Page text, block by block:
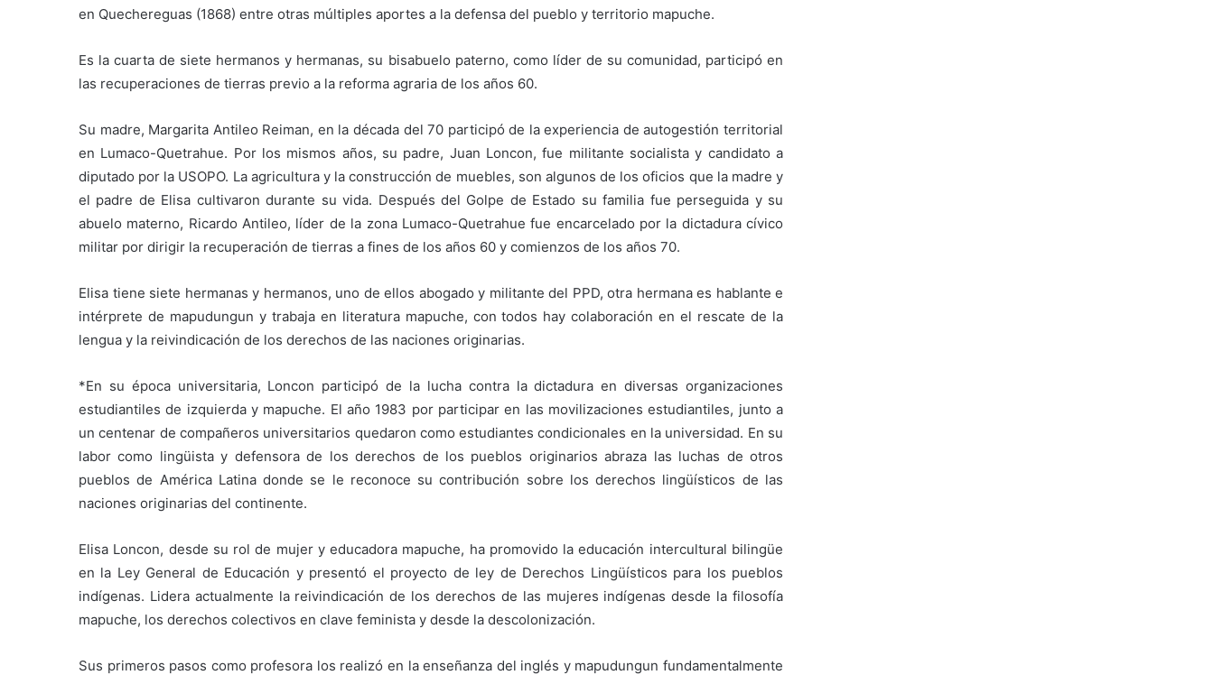
en Quechereguas (1868) entre otras múltiples aportes a la defensa del pueblo y territorio mapuche.
Es la cuarta de siete hermanos y hermanas, su bisabuelo paterno, como líder de su comunidad, participó en
las recuperaciones de tierras previo a la reforma agraria de los años 60.
Su madre, Margarita Antileo Reiman, en la década del 70 participó de la experiencia de autogestión territorial
en Lumaco-Quetrahue. Por los mismos años, su padre, Juan Loncon, fue militante socialista y candidato a
diputado por la USOPO. La agricultura y la construcción de muebles, son algunos de los oficios que la madre y
el padre de Elisa cultivaron durante su vida. Después del Golpe de Estado su familia fue perseguida y su
abuelo materno, Ricardo Antileo, líder de la zona Lumaco-Quetrahue fue encarcelado por la dictadura cívico
militar por dirigir la recuperación de tierras a fines de los años 60 y comienzos de los años 70.
Elisa tiene siete hermanas y hermanos, uno de ellos abogado y militante del PPD, otra hermana es hablante e
intérprete de mapudungun y trabaja en literatura mapuche, con todos hay colaboración en el rescate de la
lengua y la reivindicación de los derechos de las naciones originarias.
*En su época universitaria, Loncon participó de la lucha contra la dictadura en diversas organizaciones
estudiantiles de izquierda y mapuche. El año 1983 por participar en las movilizaciones estudiantiles, junto a
un centenar de compañeros universitarios quedaron como estudiantes condicionales en la universidad. En su
labor como lingüista y defensora de los derechos de los pueblos originarios abraza las luchas de otros
pueblos de América Latina donde se le reconoce su contribución sobre los derechos lingüísticos de las
naciones originarias del continente.
Elisa Loncon, desde su rol de mujer y educadora mapuche, ha promovido la educación intercultural bilingüe
en la Ley General de Educación y presentó el proyecto de ley de Derechos Lingüísticos para los pueblos
indígenas. Lidera actualmente la reivindicación de los derechos de las mujeres indígenas desde la filosofía
mapuche, los derechos colectivos en clave feminista y desde la descolonización.
Sus primeros pasos como profesora los realizó en la enseñanza del inglés y mapudungun fundamentalmente